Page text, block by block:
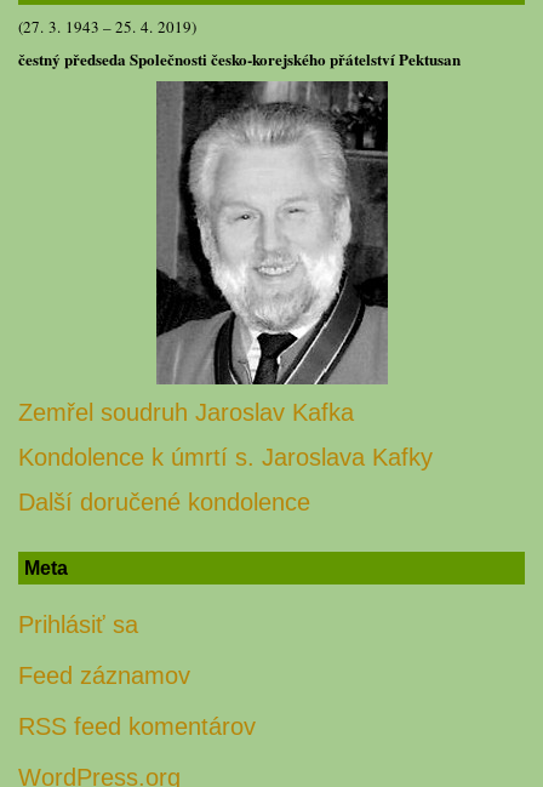
(27. 3. 1943 – 25. 4. 2019)
čestný předseda Společnosti česko-korejského přátelství Pektusan
Zemřel soudruh Jaroslav Kafka
Kondolence k úmrtí s. Jaroslava Kafky
Další doručené kondolence
Meta
Prihlásiť sa
Feed záznamov
RSS feed komentárov
WordPress.org